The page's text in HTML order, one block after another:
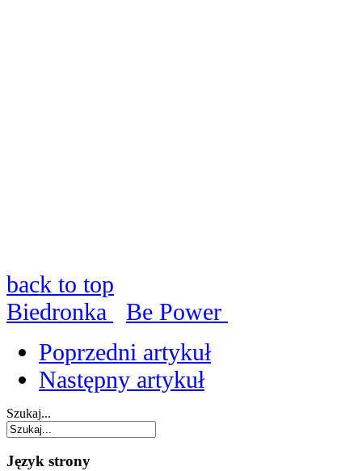
back to top
Biedronka
Be Power
Poprzedni artykuł
Następny artykuł
Szukaj...
Język strony